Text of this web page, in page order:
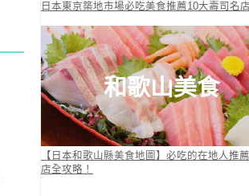
日本東京築地市場必吃美食推薦10大壽司名店
和歌山美食
【日本和歌山縣美食地圖】必吃的在地人推
店全攻略！